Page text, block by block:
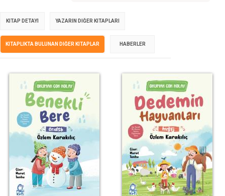
KITAP DETAYI YAZARIN DIĞER KITAPLARI
KITAPLIKTA BULUNAN DIĞER KITAPLAR HABERLER